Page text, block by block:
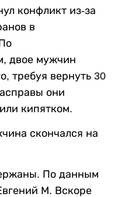
конфликт из-за
в
двое мужчин
требуя вернуть 30
они
кипятком.
скончался на
По данным
М. Вскоре